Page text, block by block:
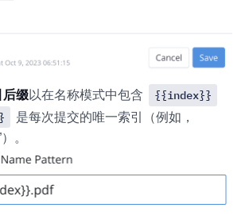
缀以在名称模式中包含 {{index}}
是每次提交的唯一索引（例如，
。